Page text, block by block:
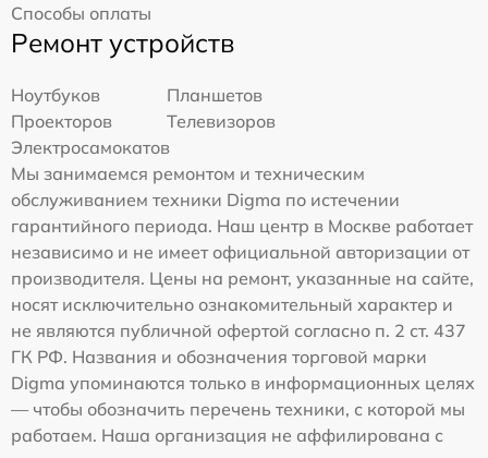
Способы оплаты
Ремонт устройств
Ноутбуков
Планшетов
Проекторов
Телевизоров
Электросамокатов
Мы занимаемся ремонтом и техническим
обслуживанием техники Digma по истечении
гарантийного периода. Наш центр в Москве работает
независимо и не имеет официальной авторизации от
производителя. Цены на ремонт, указанные на сайте,
носят исключительно ознакомительный характер и
не являются публичной офертой согласно п. 2 ст. 437
ГК РФ. Названия и обозначения торговой марки
Digma упоминаются только в информационных целях
— чтобы обозначить перечень техники, с которой мы
работаем. Наша организация не аффилирована с